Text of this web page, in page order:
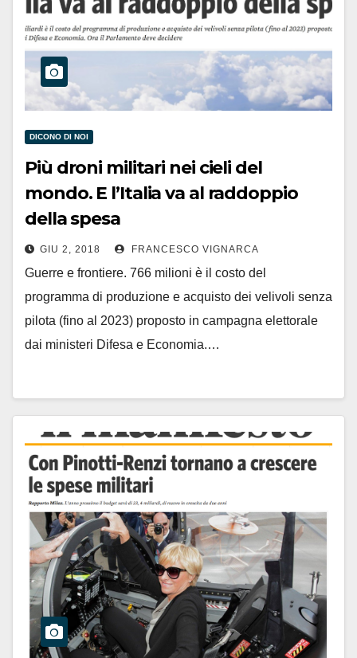
DICONO DI NOI
Più droni militari nei cieli del
mondo. E l’Italia va al raddoppio
della spesa
GIU 2, 2018 FRANCESCO VIGNARCA
Guerre e frontiere. 766 milioni è il costo del
programma di produzione e acquisto dei velivoli senza
pilota (fino al 2023) proposto in campagna elettorale
dai ministeri Difesa e Economia.…